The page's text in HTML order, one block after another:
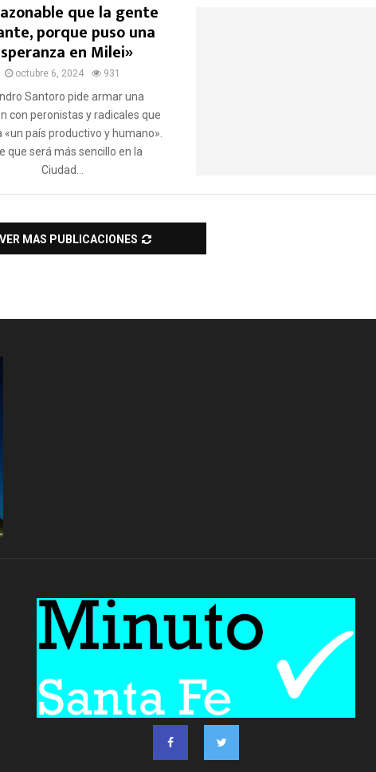
que la gente
porque puso una
en Milei»
octubre 6, 2024 931
Santoro pide armar una
con peronistas y radicales que
país productivo y humano».
que será más sencillo en la
Ciudad...
VER MAS PUBLICACIONES